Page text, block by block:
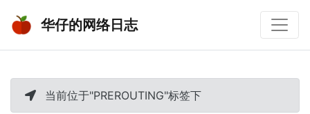
华仔的网络日志
当前位于"PREROUTING"标签下